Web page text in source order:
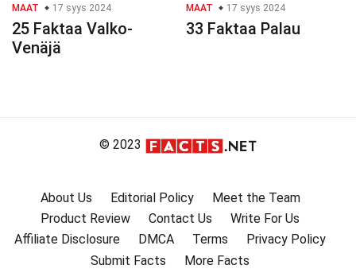
MAAT 17 syys 2024
25 Faktaa Valko-
Venäjä
MAAT 17 syys 2024
33 Faktaa Palau
© 2023
About Us Editorial Policy
Meet the Team
Product Review
Contact Us
Write For Us
Affiliate Disclosure
DMCA Terms
Privacy Policy
Submit Facts
More Facts